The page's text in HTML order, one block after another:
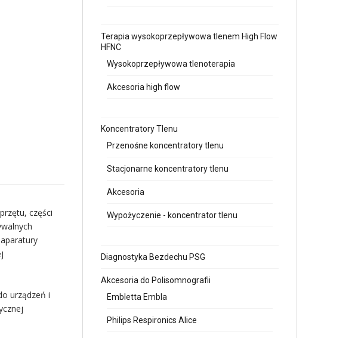
części
urządzeń i
Terapia wysokoprzepływowa tlenem High Flow
HFNC
Wysokoprzepływowa tlenoterapia
Akcesoria high flow
Koncentratory Tlenu
Przenośne koncentratory tlenu
Stacjonarne koncentratory tlenu
Akcesoria
Wypożyczenie - koncentrator tlenu
Diagnostyka Bezdechu PSG
Akcesoria do Polisomnografii
Embletta Embla
Philips Respironics Alice